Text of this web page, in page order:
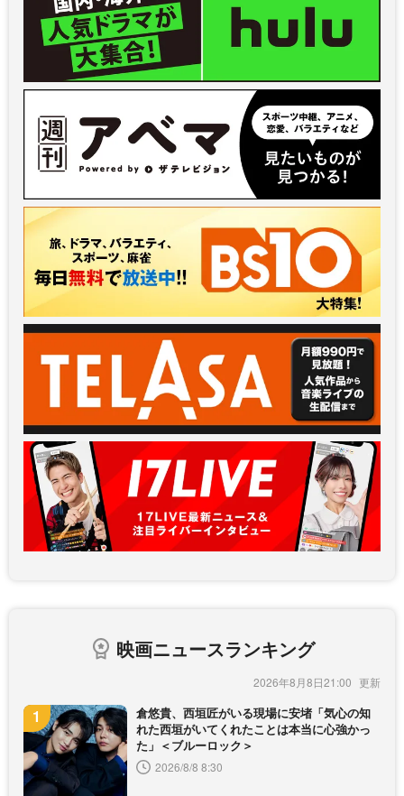
映画ニュースランキング
2026年8月8日21:00
倉悠貴、西垣匠がいる現場に安堵「気心の知
れた西垣がいてくれたことは本当に心強かっ
た」＜ブルーロック＞
2026/8/8 8:30